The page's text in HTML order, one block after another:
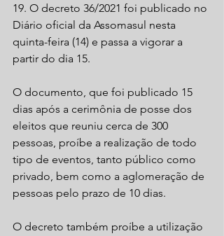
19. O decreto 36/2021 foi publicado no
Diário oficial da Assomasul nesta
quinta-feira (14) e passa a vigorar a
partir do dia 15.
O documento, que foi publicado 15
dias após a cerimônia de posse dos
eleitos que reuniu cerca de 300
pessoas, proíbe a realização de todo
tipo de eventos, tanto público como
privado, bem como a aglomeração de
pessoas pelo prazo de 10 dias.
O decreto também proíbe a utilização